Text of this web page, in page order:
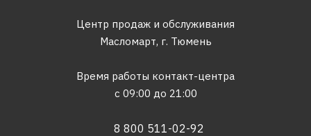
Центр продаж и обслуживания
Масломарт, г. Тюмень
Время работы контакт-центра
с 09:00 до 21:00
8 800 511-02-92